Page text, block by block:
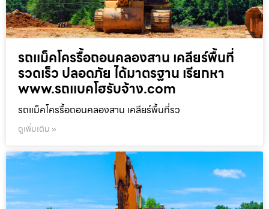
รถแม็คโครรื้อถอนคลองสาน เคลียร์พื้นที่
รวดเร็ว ปลอดภัย ได้มาตรฐาน เรียกหา
www.รถแบคโฮรับจ้าง.com
รถแม็คโครรื้อถอนคลองสาน เคลียร์พื้นที่รว
ดูเพิ่มเติม »